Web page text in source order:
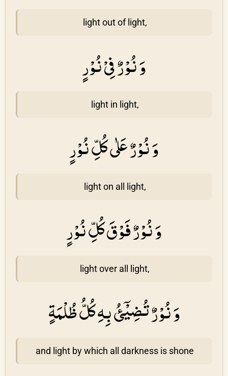
light out of light,
وَ نُوْرٌ فِىْ نُوْرٍ
light in light,
وَ نُوْرٌ عَلٰى كُلِّ نُوْرٍ
light on all light,
وَ نُوْرٌ فَوْقَ كُلِّ نُوْرٍ
light over all light,
وَ نُوْرٌ تُضِيْۤئُ بِهِ كُلُّ ظُلْمَةٍ
and light by which all darkness is shone